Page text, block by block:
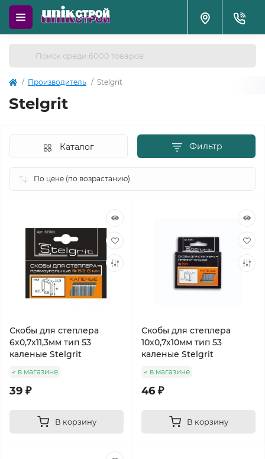
Производитель Stelgrit
Stelgrit
Фильтр
Каталог
Скобы для степлера
6х0,7х11,3мм тип 53
каленые Stelgrit
в магазине
39 ₽
В корзину
Скобы для степлера
10х0,7х10мм тип 53
каленые Stelgrit
в магазине
46 ₽
В корзину